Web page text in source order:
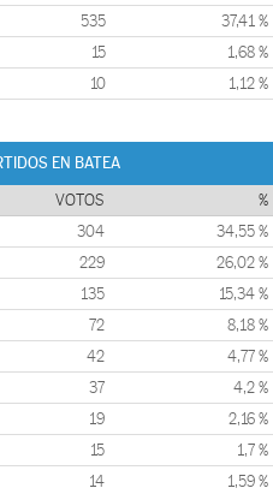
535 37,41 %
15 1,68 %
10 1,12 %
EN BATEA
VOTOS %
304 34,55 %
229 26,02 %
135 15,34 %
72 8,18 %
42 4,77 %
37 4,2 %
19 2,16 %
15 1,7 %
14 1,59 %